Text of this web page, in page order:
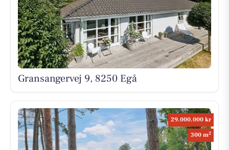
Gransangervej 9, 8250 Egå
29.000.000 kr
300 m2